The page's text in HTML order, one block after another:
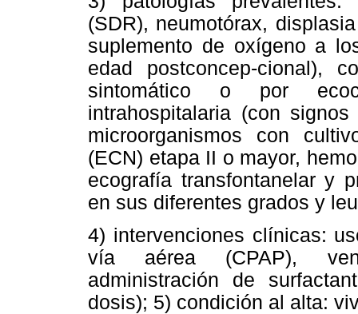
(SDR), neumotórax,
suplemento de oxígeno a
edad postconcep-cional),
sintomático o por
intrahospitalaria (con
microorganismos con
(ECN) etapa II o mayor,
ecografía transfontanelar y
en sus diferentes grados y
4) intervenciones clínicas:
vía aérea (CPAP),
administración de
dosis); 5) condición al alta: